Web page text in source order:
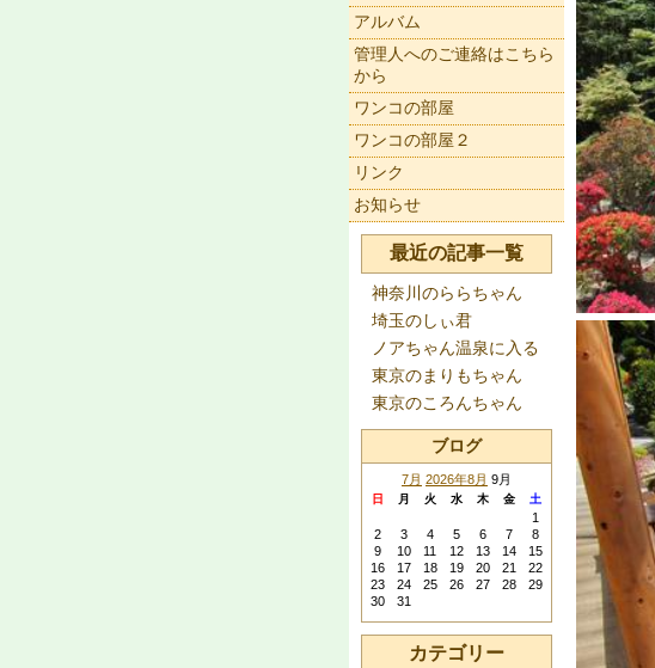
アルバム
管理人へのご連絡はこちら
から
ワンコの部屋
ワンコの部屋２
リンク
お知らせ
最近の記事一覧
神奈川のららちゃん
埼玉のしぃ君
ノアちゃん温泉に入る
東京のまりもちゃん
東京のころんちゃん
ブログ
7月 2026年8月 9月
日 月 火 水 木 金 土
1
2
3 4 5 6 7
8
9
10 11 12 13 14
15
16
17 18 19 20 21
22
23
24 25 26 27 28
29
30
31
カテゴリー